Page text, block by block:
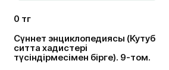
0 тг
Сүннет энциклопедиясы (Кутуб
ситта хадистері
түсіндірмесімен бірге). 9-том.